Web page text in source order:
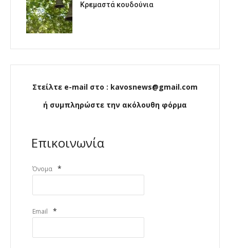
Κρεμαστά κουδούνια
Στείλτε e-mail στο : kavosnews@gmail.com
ή συμπληρώστε την ακόλουθη φόρμα
Επικοινωνία
Όνομα *
Email *